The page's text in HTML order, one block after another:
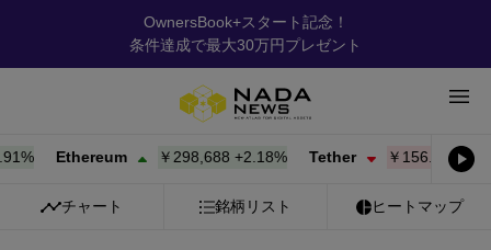
OwnersBook+スタート記念！
条件達成で最大30万円プレゼント
Ethereum ￥298,697+2.19% Tether ￥156.30 -0.02%
チャート 銘柄リスト ヒートマップ